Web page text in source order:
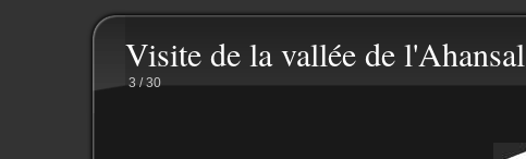
Visite de la vallée de l'Ahansal
3 / 30